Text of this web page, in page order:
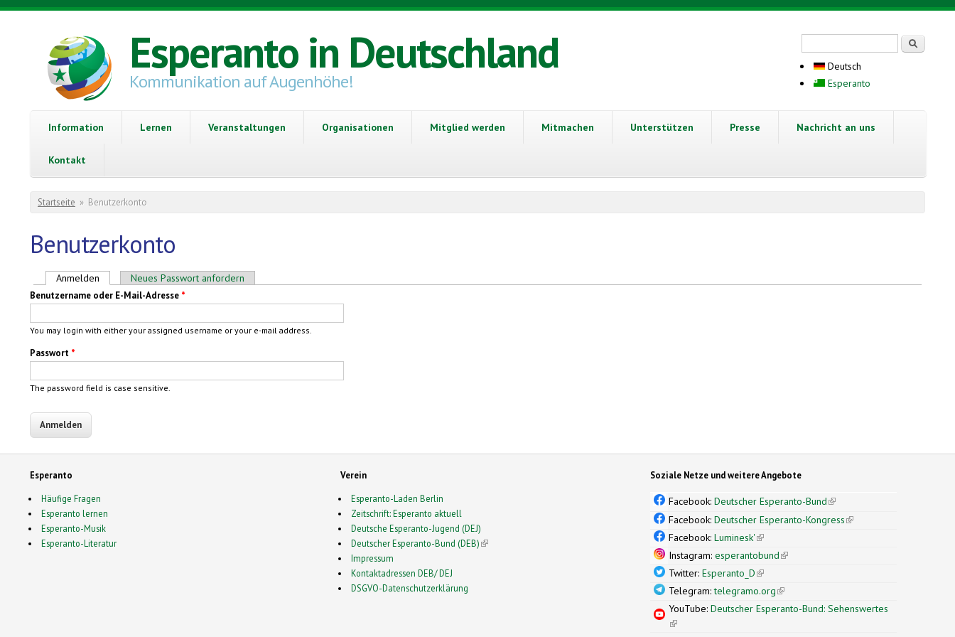
Direkt zum Inhalt
Esperanto in Deutschland
Kommunikation auf Augenhöhe!
Deutsch
Esperanto
Information Lernen Veranstaltungen Organisationen Mitglied werden Mitmachen Unterstützen Presse Nachricht an uns
Kontakt
Sie sind hier
Startseite » Benutzerkonto
Benutzerkonto
Haupt-Reiter
Anmelden (aktiver Reiter)
Neues Passwort anfordern
Benutzername oder E-Mail-Adresse *
You may login with either your assigned username or your e-mail address.
Passwort *
The password field is case sensitive.
Esperanto
Häufige Fragen
Esperanto lernen
Esperanto-Musik
Esperanto-Literatur
Verein
Esperanto-Laden Berlin
Zeitschrift: Esperanto aktuell
Deutsche Esperanto-Jugend (DEJ)
Deutscher Esperanto-Bund (DEB)(link is external)
Impressum
Kontaktadressen DEB/ DEJ
DSGVO-Datenschutzerklärung
Soziale Netze und weitere Angebote
Facebook:Deutscher Esperanto-Bund(link is external)
Facebook:Deutscher Esperanto-Kongress(link is external)
Facebook:Luminesk'(link is external)
Instagram:esperantobund(link is external)
Twitter:Esperanto_D(link is external)
Telegram:telegramo.org(link is external)
YouTube:Deutscher Esperanto-Bund: Sehenswertes
(link is external)